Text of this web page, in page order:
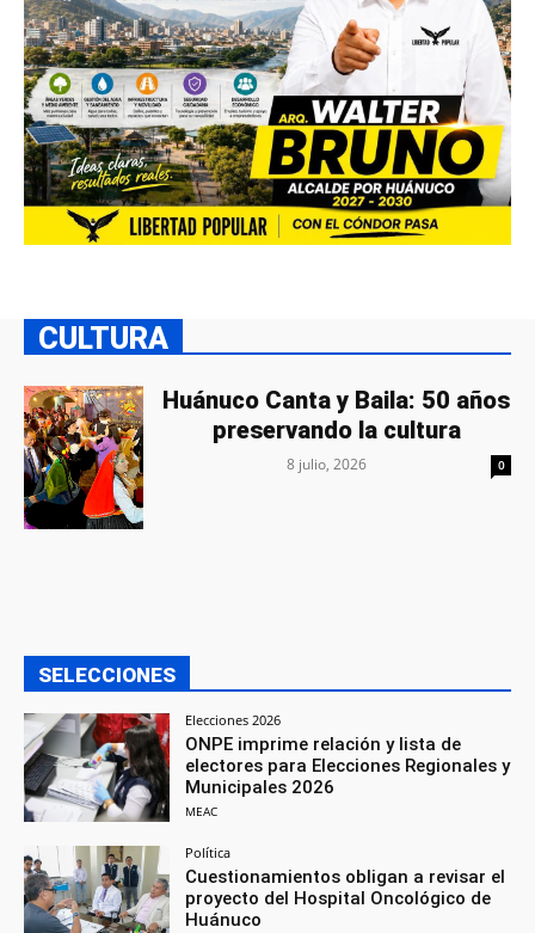
CULTURA
Huánuco Canta y Baila: 50 años
preservando la cultura
8 julio, 2026 0
SELECCIONES
Elecciones 2026
ONPE imprime relación y lista de
electores para Elecciones Regionales y
Municipales 2026
MEAC
Política
Cuestionamientos obligan a revisar el
proyecto del Hospital Oncológico de
Huánuco